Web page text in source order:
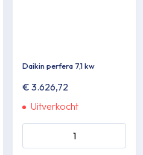
Daikin perfera 7,1 kw
€ 3.626,72
Uitverkocht